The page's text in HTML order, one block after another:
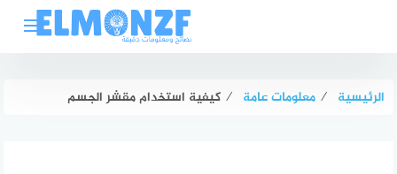
الرئيسية ⁄ معلومات عامة ⁄ كيفية استخدام مقشر الجسم